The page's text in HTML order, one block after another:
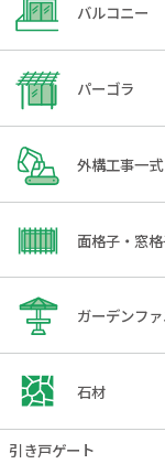
バルコニー
パーゴラ
外構工事一式
面格子・窓
ガーデンフ
石材
引き戸ゲート